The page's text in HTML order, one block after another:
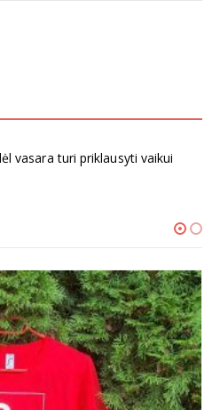
vasara turi priklausyti vaikui